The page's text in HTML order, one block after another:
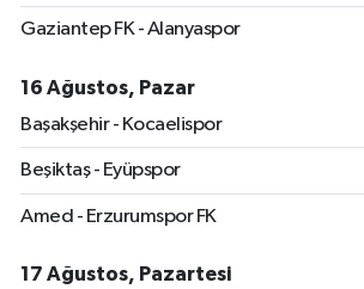
Gaziantep FK - Alanyaspor
16 Ağustos, Pazar
Başakşehir - Kocaelispor
Beşiktaş - Eyüpspor
Amed - Erzurumspor FK
17 Ağustos, Pazartesi